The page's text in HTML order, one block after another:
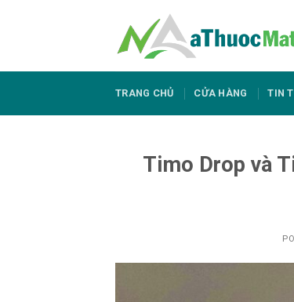
TRANG CHỦ CỬA HÀNG TIN
Timo Drop và